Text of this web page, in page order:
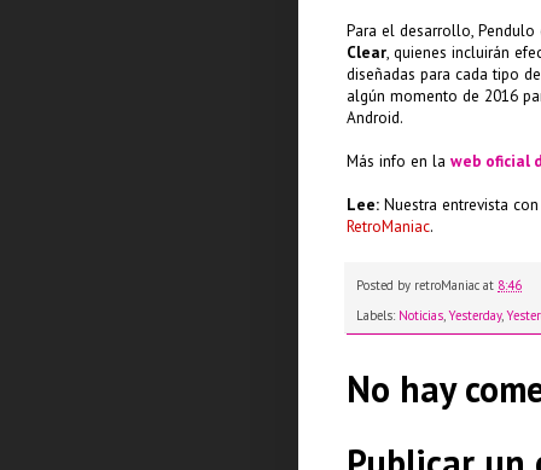
Para el desarrollo,
Clear, quienes incluirán
diseñadas para cada tipo
algún momento de 2016
Android.
Más info en la web oficial
Lee: Nuestra entrevista
RetroManiac.
Posted by retroManiac at 8:46
Labels: Noticias Yesterday,
No hay